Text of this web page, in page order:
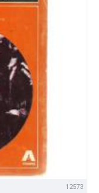
12573